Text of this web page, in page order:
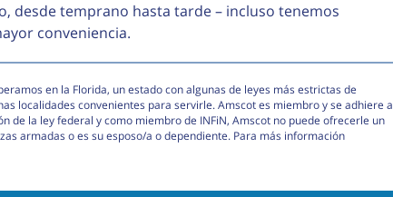
desde temprano hasta tarde – incluso tenemos
conveniencia.
en la Florida, un estado con algunas de leyes más estrictas de
localidades convenientes para servirle. Amscot es miembro y se adhiere a
de la ley federal y como miembro de INFiN, Amscot no puede ofrecerle un
armadas o es su esposo/a o dependiente. Para más información